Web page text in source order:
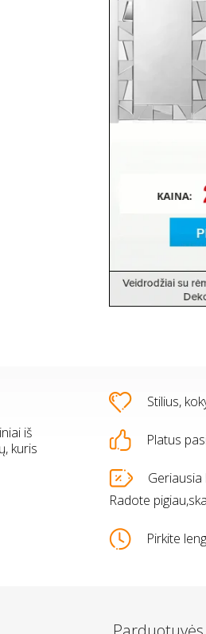
iš
kuris
Stilius,
Platus
Geriausia
Radote
Pirkite